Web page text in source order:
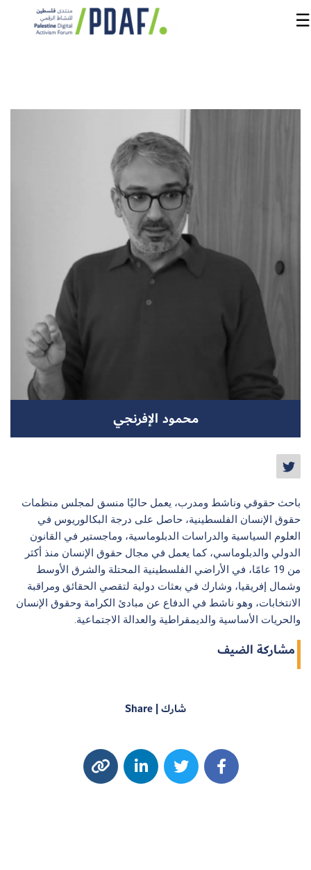
سجل الآن
EN
☰
محمود الإفرنجي
باحث حقوقي وناشط ومدرب، يعمل حاليًا منسق لمجلس منظمات
حقوق الإنسان الفلسطينية، حاصل على درجة البكالوريوس في
العلوم السياسية والدراسات الدبلوماسية، وماجستير في القانون
الدولي والدبلوماسي، كما يعمل في مجال حقوق الإنسان منذ أكثر
من 19 عامًا، في الأراضي الفلسطينية المحتلة والشرق الأوسط
وشمال إفريقيا، وشارك في بعثات دولية لتقصي الحقائق ومراقبة
الانتخابات، وهو ناشط في الدفاع عن مبادئ الكرامة وحقوق الإنسان
والحريات الأساسية والديمقراطية والعدالة الاجتماعية.
مشاركة الضيف
شارك | Share